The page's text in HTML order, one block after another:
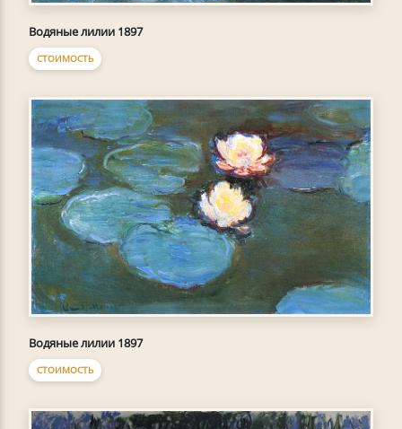
Водяные лилии 1897
СТОИМОСТЬ
Водяные лилии 1897
СТОИМОСТЬ